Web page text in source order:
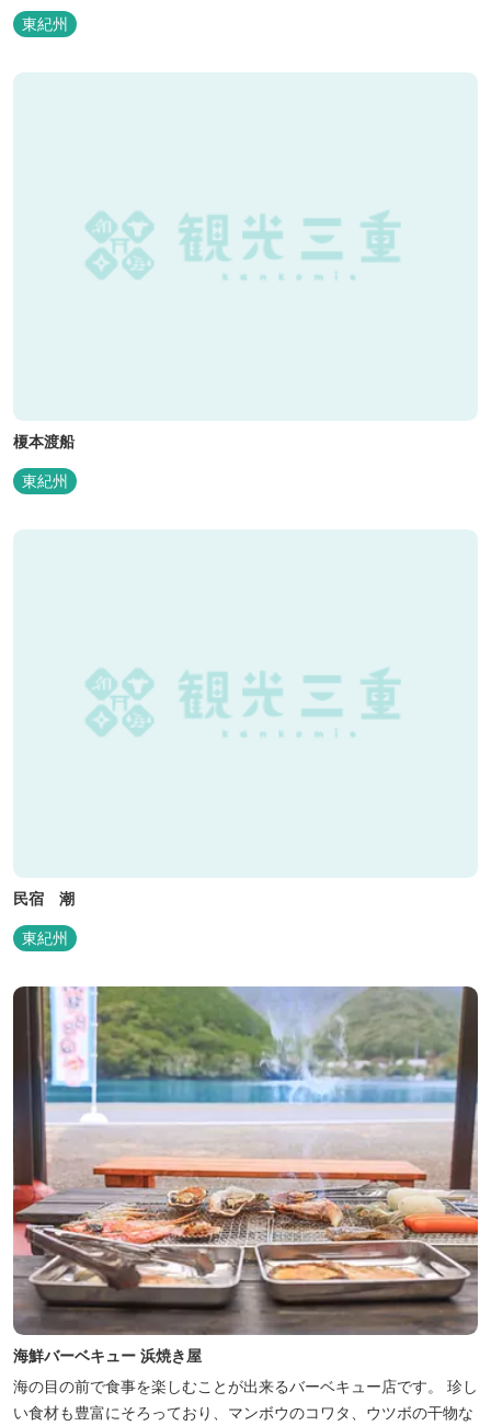
東紀州
榎本渡船
東紀州
民宿 潮
東紀州
海鮮バーベキュー 浜焼き屋
海の目の前で食事を楽しむことが出来るバーベキュー店です。 珍し
い食材も豊富にそろっており、マンボウのコワタ、ウツボの干物な